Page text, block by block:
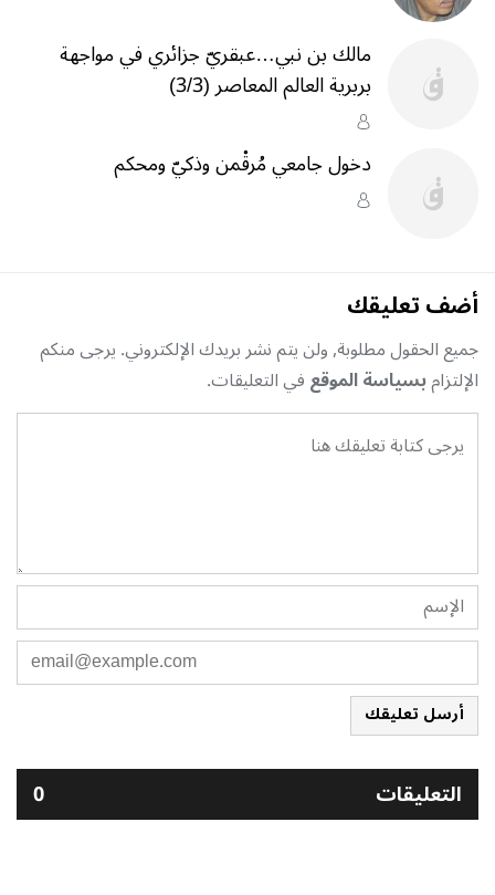
مالك بن نبي…عبقريّ جزائري في مواجهة
بربرية العالم المعاصر (3/3)
دخول جامعي مُرقْمن وذكيّ ومحكم
أضف تعليقك
جميع الحقول مطلوبة, ولن يتم نشر بريدك الإلكتروني. يرجى منكم
الإلتزامبسياسة الموقعفي التعليقات.
أرسل تعليقك
التعليقات 0